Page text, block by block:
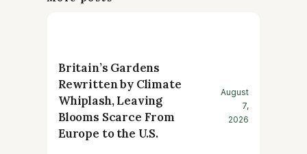
Britain’s Gardens
Rewritten by Climate
Whiplash, Leaving
Blooms Scarce From
Europe to the U.S.
August
7,
2026